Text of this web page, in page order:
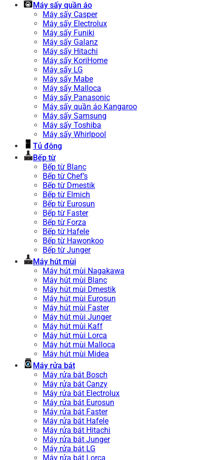
Máy sấy quần áo
Máy sấy Casper
Máy sấy Electrolux
Máy sấy Funiki
Máy sấy Galanz
Máy sấy Hitachi
Máy sấy KoriHome
Máy sấy LG
Máy sấy Mabe
Máy sấy Malloca
Máy sấy Panasonic
Máy sấy quần áo Kangaroo
Máy sấy Samsung
Máy sấy Toshiba
Máy sấy Whirlpool
Tủ đông
Bếp từ
Bếp từ Blanc
Bếp từ Chef’s
Bếp từ Dmestik
Bếp từ Elmich
Bếp từ Eurosun
Bếp từ Faster
Bếp từ Forza
Bếp từ Hafele
Bếp từ Hawonkoo
Bếp từ Junger
Máy hút mùi
Máy hút mùi Nagakawa
Máy hút mùi Blanc
Máy hút mùi Dmestik
Máy hút mùi Eurosun
Máy hút mùi Faster
Máy hút mùi Junger
Máy hút mùi Kaff
Máy hút mùi Lorca
Máy hút mùi Malloca
Máy hút mùi Midea
Máy rửa bát
Máy rửa bát Bosch
Máy rửa bát Canzy
Máy rửa bát Electrolux
Máy rửa bát Eurosun
Máy rửa bát Faster
Máy rửa bát Hafele
Máy rửa bát Hitachi
Máy rửa bát Junger
Máy rửa bát LG
Máy rửa bát Lorca